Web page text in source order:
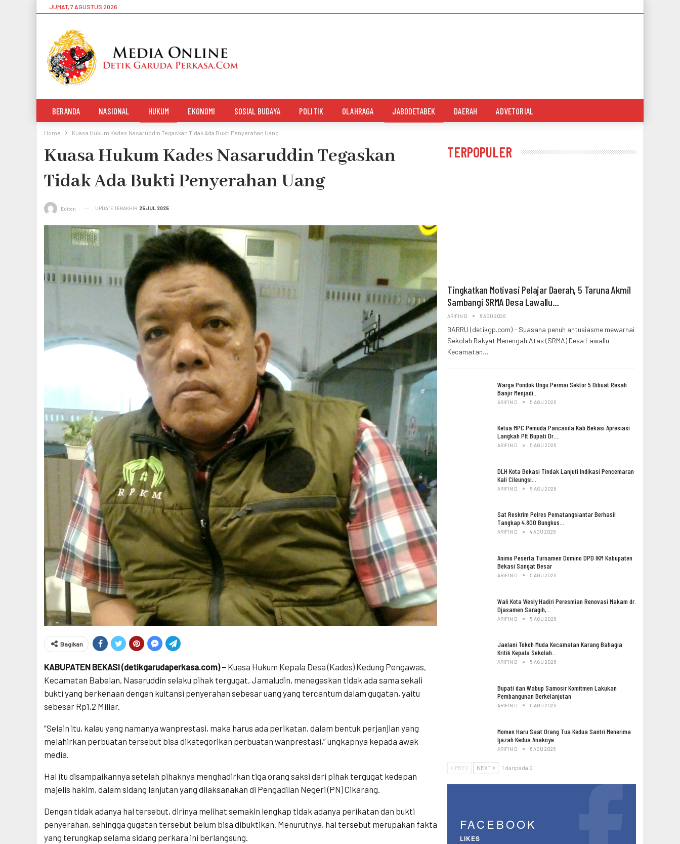
JUMAT, 7 AGUSTUS 2026
BERANDA NASIONAL HUKUM EKONOMI SOSIAL BUDAYA POLITIK OLAHRAGA JABODETABEK DAERAH ADVETORIAL
Home Kuasa Hukum Kades Nasaruddin Tegaskan Tidak Ada Bukti Penyerahan Uang
Kuasa Hukum Kades Nasaruddin Tegaskan
Tidak Ada Bukti Penyerahan Uang
Editor: UPDATE TERAKHIR 25 JUL 2025
Bagikan
KABUPATEN BEKASI (detikgarudaperkasa.com) – Kuasa Hukum Kepala Desa (Kades) Kedung Pengawas,
Kecamatan Babelan, Nasaruddin selaku pihak tergugat, Jamaludin, menegaskan tidak ada sama sekali
bukti yang berkenaan dengan kuitansi penyerahan sebesar uang yang tercantum dalam gugatan, yaitu
sebesar Rp1,2 Miliar.
“Selain itu, kalau yang namanya wanprestasi, maka harus ada perikatan, dalam bentuk perjanjian yang
melahirkan perbuatan tersebut bisa dikategorikan perbuatan wanprestasi,” ungkapnya kepada awak
media.
Hal itu disampaikannya setelah pihaknya menghadirkan tiga orang saksi dari pihak tergugat kedepan
majelis hakim, dalam sidang lanjutan yang dilaksanakan di Pengadilan Negeri (PN) Cikarang.
Dengan tidak adanya hal tersebut, dirinya melihat semakin lengkap tidak adanya perikatan dan bukti
penyerahan, sehingga gugatan tersebut belum bisa dibuktikan. Menurutnya, hal tersebut merupakan fakta
yang terungkap selama sidang perkara ini berlangsung.
TERPOPULER
Tingkatkan Motivasi Pelajar Daerah, 5 Taruna Akmil
Sambangi SRMA Desa Lawallu…
ARIFIN D 6 AGU 2026
BARRU (detikgp.com) - Suasana penuh antusiasme mewarnai
Sekolah Rakyat Menengah Atas (SRMA) Desa Lawallu
Kecamatan…
Warga Pondok Ungu Permai Sektor 5 Dibuat Resah
Banjir Menjadi…
ARIFIN D 5 AGU 2026
Ketua MPC Pemuda Pancasila Kab.Bekasi Apresiasi
Langkah Plt Bupati Dr.…
ARIFIN D 5 AGU 2026
DLH Kota Bekasi Tindak Lanjuti Indikasi Pencemaran
Kali Cileungsi…
ARIFIN D 5 AGU 2026
Sat Reskrim Polres Pematangsiantar Berhasil
Tangkap 4.800 Bungkus…
ARIFIN D 4 AGU 2026
Animo Peserta Turnamen Domino DPD IKM Kabupaten
Bekasi Sangat Besar
ARIFIN D 5 AGU 2026
Wali Kota Wesly Hadiri Peresmian Renovasi Makam dr.
Djasamen Saragih,…
ARIFIN D 5 AGU 2026
Jaelani Tokoh Muda Kecamatan Karang Bahagia
Kritik Kepala Sekolah…
ARIFIN D 5 AGU 2026
Bupati dan Wabup Samosir Komitmen Lakukan
Pembangunan Berkelanjutan
ARIFIN D 5 AGU 2026
Momen Haru Saat Orang Tua Kedua Santri Menerima
Ijazah Kedua Anaknya
ARIFIN D 6 AGU 2026
PREV NEXT 1 daripada 2
FACEBOOK
LIKES